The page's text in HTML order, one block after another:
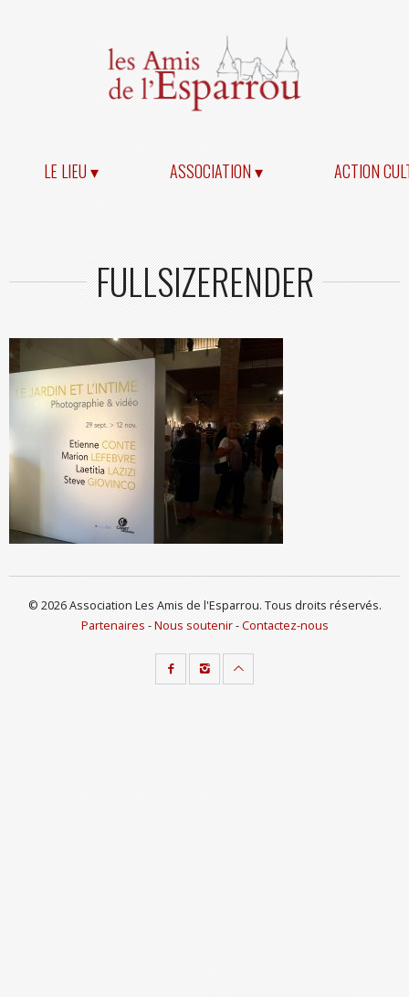
LE LIEU ▾ ASSOCIATION ▾ ACTION
FULLSIZERENDER
© 2026 Association Les Amis de l'Esparrou. Tous droits réservés.
Partenaires -Nous soutenir-Contactez-nous